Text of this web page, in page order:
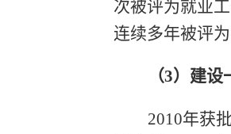
次被评为就业
连续多年被评
（3）建设
2010年获